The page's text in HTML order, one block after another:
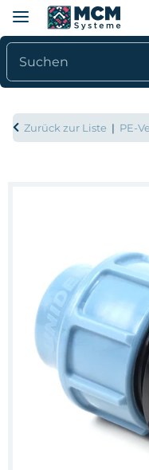
Zurück zur Liste PE-